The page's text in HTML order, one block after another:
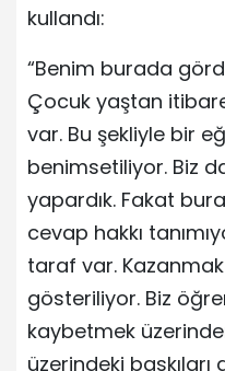
kullandı:
“Benim burada
Çocuk yaştan
var. Bu şekliyle bir
benimsetiliyor. Biz
yapardık. Fakat
cevap hakkı
taraf var.
gösteriliyor. Biz
kaybetmek
üzerindeki baskıları